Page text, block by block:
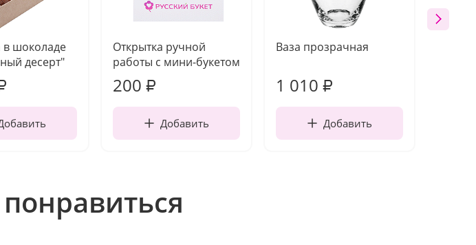
в шоколаде
десерт"
Открытка ручной
работы с мини-букетом
200 ₽
Добавить
Ваза прозрачная
1 010 ₽
Добавить